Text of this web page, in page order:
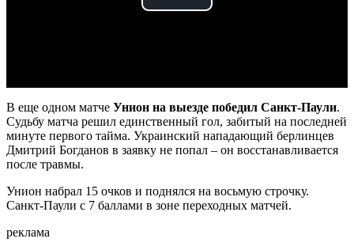
Play
В еще одном матче Унион на выезде победил Санкт-Паули.
Судьбу матча решил единственный гол, забитый на последней
минуте первого тайма. Украинский нападающий берлинцев
Дмитрий Богданов в заявку не попал – он восстанавливается
после травмы.
Унион набрал 15 очков и поднялся на восьмую строчку.
Санкт-Паули с 7 баллами в зоне переходных матчей.
реклама